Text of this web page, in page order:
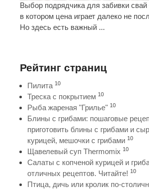
Выбор подрядчика для забивки
в котором цена играет далеко не
Но здесь есть важный ...
Рейтинг страниц
Пилита 10
Треска с покрытием 10
Рыба жареная "Грилье" 10
Блины с грибами: пошаговые
приготовить блины с грибами и
курицей, мешочки с грибами 10
Щавелевый суп Thermomix 10
Салаты с копченой курицей и
отличных рецептов. Читайте! 10
Птица, дичь или кролик по-